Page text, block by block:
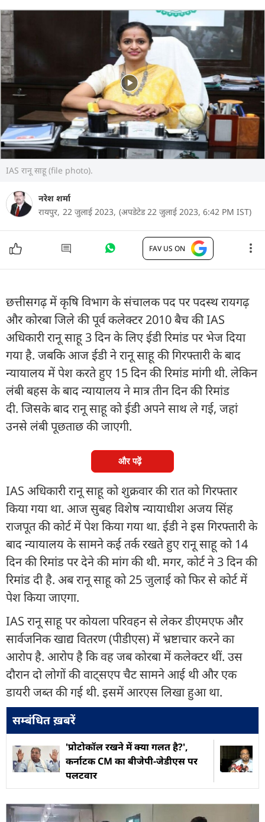
IAS रानू साहू (file photo).
नरेश शर्मा
रायपुर, 22 जुलाई 2023, (अपडेटेड 22 जुलाई 2023, 6:42 PM IST)
FAV US ON
छत्तीसगढ़ में कृषि विभाग के संचालक पद पर पदस्थ रायगढ़
और कोरबा जिले की पूर्व कलेक्टर 2010 बैच की IAS
अधिकारी रानू साहू 3 दिन के लिए ईडी रिमांड पर भेज दिया
गया है. जबकि आज ईडी ने रानू साहू की गिरफ्तारी के बाद
न्यायालय में पेश करते हुए 15 दिन की रिमांड मांगी थी. लेकिन
लंबी बहस के बाद न्यायालय ने मात्र तीन दिन की रिमांड
दी. जिसके बाद रानू साहू को ईडी अपने साथ ले गई, जहां
उनसे लंबी पूछताछ की जाएगी.
और पढ़ें
IAS अधिकारी रानू साहू को शुक्रवार की रात को गिरफ्तार
किया गया था. आज सुबह विशेष न्यायाधीश अजय सिंह
राजपूत की कोर्ट में पेश किया गया था. ईडी ने इस गिरफ्तारी के
बाद न्यायालय के सामने कई तर्क रखते हुए रानू साहू को 14
दिन की रिमांड पर देने की मांग की थी. मगर, कोर्ट ने 3 दिन की
रिमांड दी है. अब रानू साहू को 25 जुलाई को फिर से कोर्ट में
पेश किया जाएगा.
IAS रानू साहू पर कोयला परिवहन से लेकर डीएमएफ और
सार्वजनिक खाद्य वितरण (पीडीएस) में भ्रष्टाचार करने का
आरोप है. आरोप है कि वह जब कोरबा में कलेक्टर थीं. उस
दौरान दो लोगों की वाट्सएप चैट सामने आई थी और एक
डायरी जब्त की गई थी. इसमें आरएस लिखा हुआ था.
सम्बंधित ख़बरें
'प्रोटोकॉल रखने में क्या गलत है?',
कर्नाटक CM का बीजेपी-जेडीएस पर
पलटवार